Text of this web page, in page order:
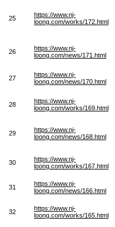
25
https://www.nj-
loong.com/works/172.html
26
https://www.nj-
loong.com/news/171.html
27
https://www.nj-
loong.com/news/170.html
28
https://www.nj-
loong.com/works/169.html
29
https://www.nj-
loong.com/news/168.html
30
https://www.nj-
loong.com/works/167.html
31
https://www.nj-
loong.com/news/166.html
32
https://www.nj-
loong.com/works/165.html